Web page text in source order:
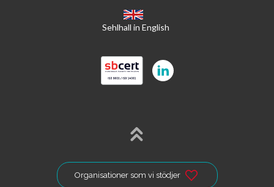
Sehlhall in English
Organisationer som vi stödjer